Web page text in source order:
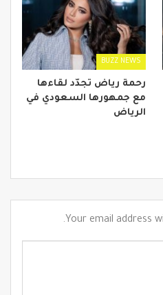
BUZZ NEWS
رحمة رياض تجدّد لقاءها
مع جمهورها السعودي في
الرياض
Your email address